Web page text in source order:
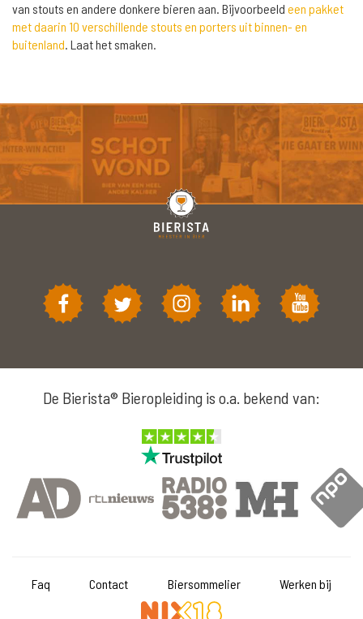
van stouts en andere donkere bieren aan. Bijvoorbeeld een pakket
met daarin 10 verschillende stouts en porters uit binnen- en
buitenland. Laat het smaken.
De Bierista® Bieropleiding is o.a. bekend van:
Faq Contact Biersommelier Werken bij